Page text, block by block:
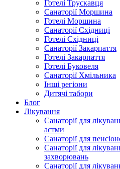
Готелі Трускавця
Санаторії Моршина
Готелі Моршина
Санаторії Східниці
Готелі Східниці
Санаторії Закарпаття
Готелі Закарпаття
Готелі Буковеля
Санаторії Хмільника
Інші регіони
Дитячі табори
Блог
Лікування
Санаторії для
астми
Санаторії для
Санаторії для
захворювань
Санаторії для